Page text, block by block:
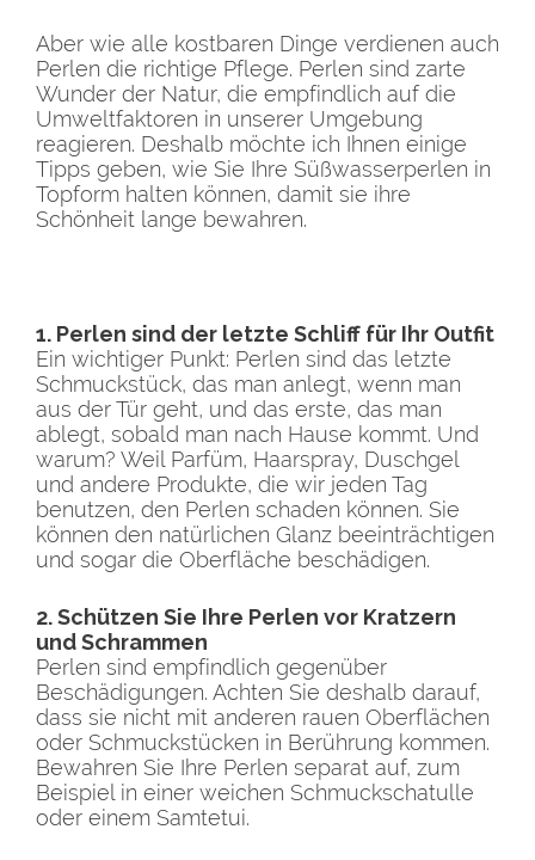
Aber wie alle kostbaren Dinge verdienen auch
Perlen die richtige Pflege. Perlen sind zarte
Wunder der Natur, die empfindlich auf die
Umweltfaktoren in unserer Umgebung
reagieren. Deshalb möchte ich Ihnen einige
Tipps geben, wie Sie Ihre Süßwasserperlen in
Topform halten können, damit sie ihre
Schönheit lange bewahren.
1. Perlen sind der letzte Schliff für Ihr Outfit
Ein wichtiger Punkt: Perlen sind das letzte
Schmuckstück, das man anlegt, wenn man
aus der Tür geht, und das erste, das man
ablegt, sobald man nach Hause kommt. Und
warum? Weil Parfüm, Haarspray, Duschgel
und andere Produkte, die wir jeden Tag
benutzen, den Perlen schaden können. Sie
können den natürlichen Glanz beeinträchtigen
und sogar die Oberfläche beschädigen.
2. Schützen Sie Ihre Perlen vor Kratzern
und Schrammen
Perlen sind empfindlich gegenüber
Beschädigungen. Achten Sie deshalb darauf,
dass sie nicht mit anderen rauen Oberflächen
oder Schmuckstücken in Berührung kommen.
Bewahren Sie Ihre Perlen separat auf, zum
Beispiel in einer weichen Schmuckschatulle
oder einem Samtetui.